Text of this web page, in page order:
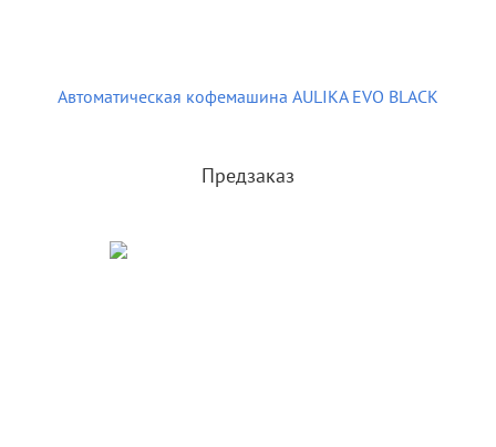
Автоматическая кофемашина AULIKA EVO BLACK
Предзаказ